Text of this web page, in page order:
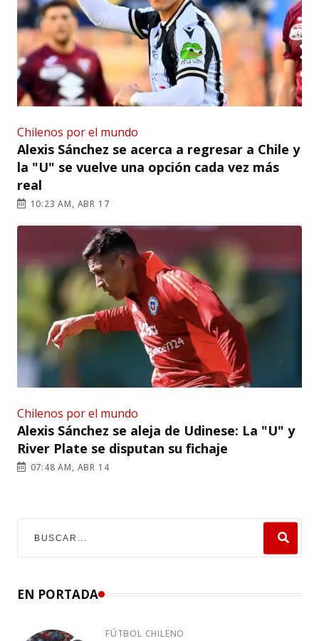
Chilenos por el mundo
Alexis Sánchez se acerca a regresar a Chile y
la "U" se vuelve una opción cada vez más
real
10:23 AM, ABR 17
Chilenos por el mundo
Alexis Sánchez se aleja de Udinese: La "U" y
River Plate se disputan su fichaje
07:48 AM, ABR 14
EN PORTADA
FÚTBOL CHILENO